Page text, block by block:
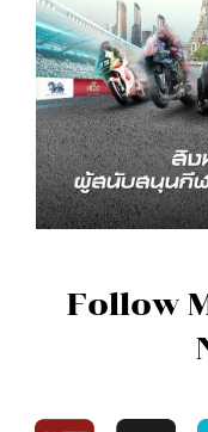
Follow